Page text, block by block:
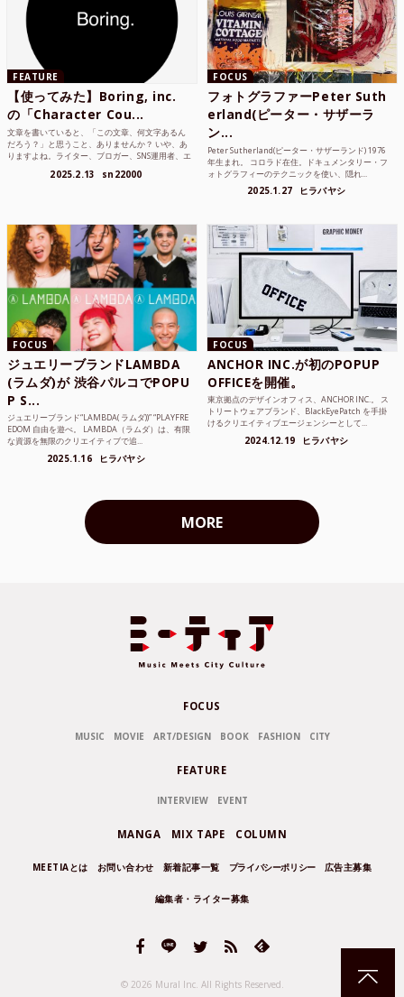
FEATURE
【使ってみた】Boring, inc.
の「Character Cou...
文章を書いていると、「この文章、何文字あるん
だろう？」と思うこと、ありませんか？ いや、あ
りますよね。ライター、ブロガー、SNS運用者、エ
2025.2.13 sn22000
FOCUS
フォトグラファーPeter Suth
erland(ピーター・サザーラ
ン...
Peter Sutherland(ピーター・サザーランド) 1976
年生まれ。 コロラド在住。ドキュメンタリー・フ
ォトグラフィーのテクニックを使い、隠れ...
2025.1.27 ヒラバヤシ
FOCUS
ジュエリーブランドLAMBDA
(ラムダ)が 渋谷パルコでPOPU
P S...
ジュエリーブランド“LAMBDA( ラムダ))” “PLAYFRE
EDOM 自由を遊べ。 LAMBDA（ラムダ）は、有限
な資源を無限のクリエイティブで追...
2025.1.16 ヒラバヤシ
FOCUS
ANCHOR INC.が初のPOPUP
OFFICEを開催。
東京拠点のデザインオフィス、ANCHOR INC.。 ス
トリートウェアブランド、BlackEyePatch を手掛
けるクリエイティブエージェンシーとして...
2024.12.19 ヒラバヤシ
MORE
FOCUS
MUSIC MOVIE ART/DESIGN BOOK FASHION CITY
FEATURE
INTERVIEW EVENT
MANGA MIX TAPE COLUMN
MEETIAとは お問い合わせ 新着記事一覧 プライバシーポリシー 広告主募集
編集者・ライター募集
© 2026 Mural Inc. All Rights Reserved.